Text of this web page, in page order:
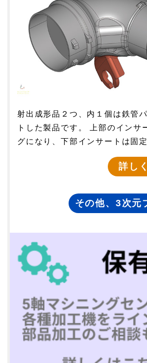
射出成形品２つ、内１個は鉄管
トした製品です。 上部のイン
グになり、下部インサートは固
詳し
その他、3次元